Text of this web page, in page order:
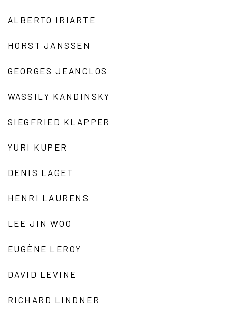
ALBERTO IRIARTE
HORST JANSSEN
GEORGES JEANCLOS
WASSILY KANDINSKY
SIEGFRIED KLAPPER
YURI KUPER
DENIS LAGET
HENRI LAURENS
LEE JIN WOO
EUGÈNE LEROY
DAVID LEVINE
RICHARD LINDNER